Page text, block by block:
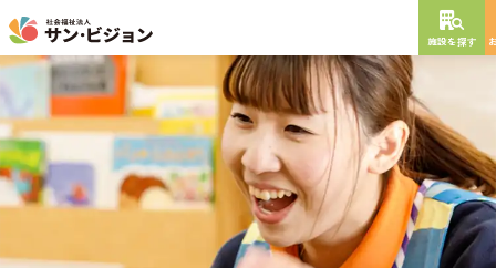
施設を探す
NEW OPEN